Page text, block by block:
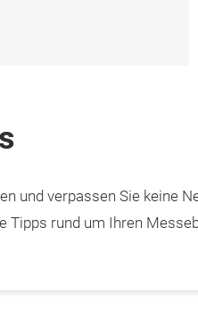
und verpassen Sie keine
Tipps rund um Ihren